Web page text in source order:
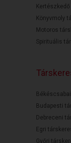
Könyvmoly
Motoros
Spirituális
Budapesti
Debreceni
Egri
Győri